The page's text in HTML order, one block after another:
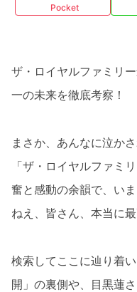
Pocket
ザ・ロイヤルファミリ
一の未来を徹底考察！
まさか、あんなに泣か
「ザ・ロイヤルファミ
奮と感動の余韻で、い
ねえ、皆さん、本当に
検索してここに辿り着
開」の裏側や、目黒蓮